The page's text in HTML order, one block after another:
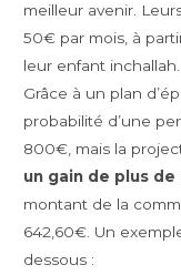
meilleur avenir.
50€ par mois, à
leur enfant inchallah.
Grâce à un plan
probabilité d’une
800€, mais la
un gain de plus de
montant de la
642,60€. Un
dessous :